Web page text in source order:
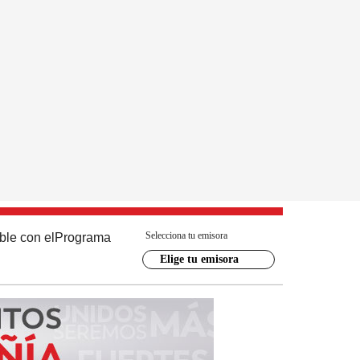
con el Programa Selecciona tu emisora
Elige tu emisora